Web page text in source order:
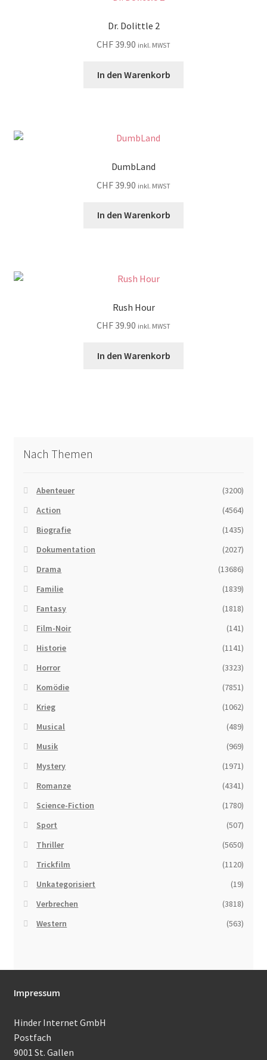
Dr. Dolittle 2
CHF39.90 inkl. MWST
In den Warenkorb
DumbLand
CHF39.90 inkl. MWST
In den Warenkorb
Rush Hour
CHF39.90 inkl. MWST
In den Warenkorb
Nach Themen
Abenteuer
(3200)
Action
(4564)
Biografie
(1435)
Dokumentation
(2027)
Drama
(13686)
Familie
(1839)
Fantasy
(1818)
Film-Noir
(141)
Historie
(1141)
Horror
(3323)
Komödie
(7851)
Krieg
(1062)
Musical
(489)
Musik
(969)
Mystery
(1971)
Romanze
(4341)
Science-Fiction
(1780)
Sport
(507)
Thriller
(5650)
Trickfilm
(1120)
Unkategorisiert
(19)
Verbrechen
(3818)
Western
(563)
Impressum
Hinder Internet GmbH
Postfach
9001 St. Gallen